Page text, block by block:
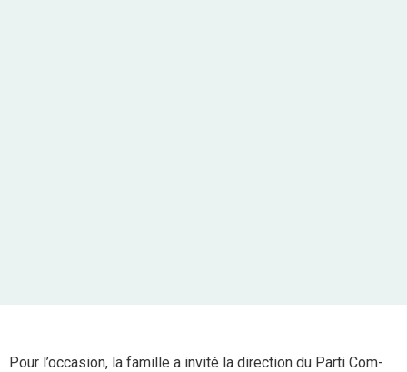
Pour l’occasion, la famille a invité la direction du Parti Com-